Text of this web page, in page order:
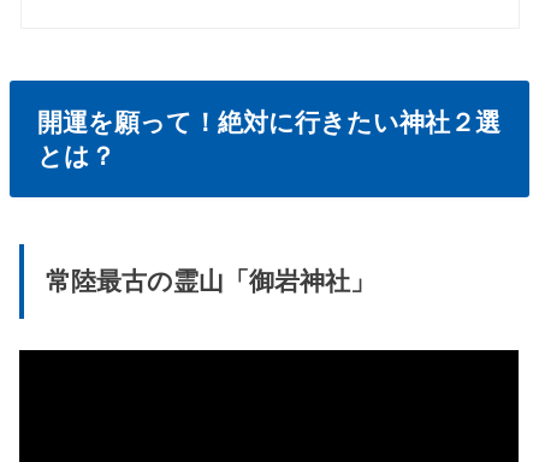
開運を願って！絶対に行きたい神社２選
とは？
常陸最古の霊山「御岩神社」